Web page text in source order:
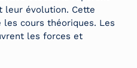
leur évolution. Cette
cours théoriques. Les
les forces et